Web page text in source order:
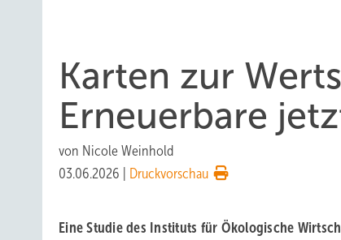
Karten zur
Erneuerbare
von Nicole Weinhold
03.06.2026
Druckvorschau
Eine Studie des Instituts für Ökologische